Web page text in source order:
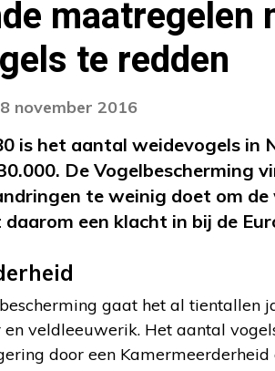
maatregelen
te redden
november 2016
is het aantal weidevogels in
De Vogelbescherming
te weinig doet om
een klacht in bij de
gaat het al tientallen
en veldleeuwerik. Het aantal
door een